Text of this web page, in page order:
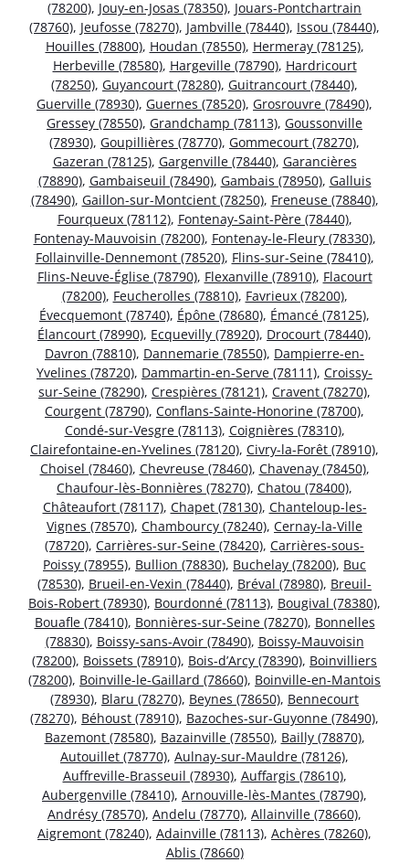
(78200), Jouy-en-Josas (78350), Jouars-Pontchartrain
(78760), Jeufosse (78270), Jambville (78440), Issou (78440),
Houilles (78800), Houdan (78550), Hermeray (78125),
Herbeville (78580), Hargeville (78790), Hardricourt
(78250), Guyancourt (78280), Guitrancourt (78440),
Guerville (78930), Guernes (78520), Grosrouvre (78490),
Gressey (78550), Grandchamp (78113), Goussonville
(78930), Goupillières (78770), Gommecourt (78270),
Gazeran (78125), Gargenville (78440), Garancières
(78890), Gambaiseuil (78490), Gambais (78950), Galluis
(78490), Gaillon-sur-Montcient (78250), Freneuse (78840),
Fourqueux (78112), Fontenay-Saint-Père (78440),
Fontenay-Mauvoisin (78200), Fontenay-le-Fleury (78330),
Follainville-Dennemont (78520), Flins-sur-Seine (78410),
Flins-Neuve-Église (78790), Flexanville (78910), Flacourt
(78200), Feucherolles (78810), Favrieux (78200),
Évecquemont (78740), Épône (78680), Émancé (78125),
Élancourt (78990), Ecquevilly (78920), Drocourt (78440),
Davron (78810), Dannemarie (78550), Dampierre-en-
Yvelines (78720), Dammartin-en-Serve (78111), Croissy-
sur-Seine (78290), Crespières (78121), Cravent (78270),
Courgent (78790), Conflans-Sainte-Honorine (78700),
Condé-sur-Vesgre (78113), Coignières (78310),
Clairefontaine-en-Yvelines (78120), Civry-la-Forêt (78910),
Choisel (78460), Chevreuse (78460), Chavenay (78450),
Chaufour-lès-Bonnières (78270), Chatou (78400),
Châteaufort (78117), Chapet (78130), Chanteloup-les-
Vignes (78570), Chambourcy (78240), Cernay-la-Ville
(78720), Carrières-sur-Seine (78420), Carrières-sous-
Poissy (78955), Bullion (78830), Buchelay (78200), Buc
(78530), Brueil-en-Vexin (78440), Bréval (78980), Breuil-
Bois-Robert (78930), Bourdonné (78113), Bougival (78380),
Bouafle (78410), Bonnières-sur-Seine (78270), Bonnelles
(78830), Boissy-sans-Avoir (78490), Boissy-Mauvoisin
(78200), Boissets (78910), Bois-d’Arcy (78390), Boinvilliers
(78200), Boinville-le-Gaillard (78660), Boinville-en-Mantois
(78930), Blaru (78270), Beynes (78650), Bennecourt
(78270), Béhoust (78910), Bazoches-sur-Guyonne (78490),
Bazemont (78580), Bazainville (78550), Bailly (78870),
Autouillet (78770), Aulnay-sur-Mauldre (78126),
Auffreville-Brasseuil (78930), Auffargis (78610),
Aubergenville (78410), Arnouville-lès-Mantes (78790),
Andrésy (78570), Andelu (78770), Allainville (78660),
Aigremont (78240), Adainville (78113), Achères (78260),
Ablis (78660)